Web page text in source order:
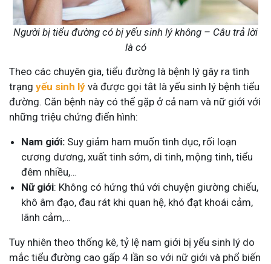
Người bị tiểu đường có bị yếu sinh lý không – Câu trả lời
là có
Theo các chuyên gia, tiểu đường là bệnh lý gây ra tình
trạng yếu sinh lý và được gọi tắt là yếu sinh lý bệnh tiểu
đường. Căn bệnh này có thể gặp ở cả nam và nữ giới với
những triệu chứng điển hình:
Nam giới: Suy giảm ham muốn tình dục, rối loạn
cương dương, xuất tinh sớm, di tinh, mộng tinh, tiểu
đêm nhiều,…
Nữ giới: Không có hứng thú với chuyện giường chiếu,
khô âm đạo, đau rát khi quan hệ, khó đạt khoái cảm,
lãnh cảm,…
Tuy nhiên theo thống kê, tỷ lệ nam giới bị yếu sinh lý do
mắc tiểu đường cao gấp 4 lần so với nữ giới và phổ biến